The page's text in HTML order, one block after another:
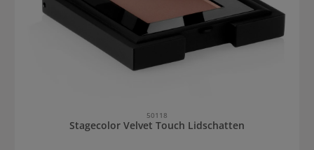
50118
Stagecolor Velvet Touch Lidschatten